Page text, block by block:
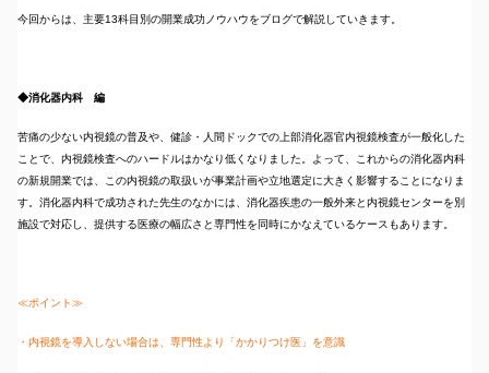
今回からは、主要13科目別の開業成功ノウハウをブログで解説していきます。
◆消化器内科 編
苦痛の少ない内視鏡の普及や、健診・人間ドックでの上部消化器官内視鏡検査が一般化した
ことで、内視鏡検査へのハードルはかなり低くなりました。よって、これからの消化器内科
の新規開業では、この内視鏡の取扱いが事業計画や立地選定に大きく影響することになりま
す。消化器内科で成功された先生のなかには、消化器疾患の一般外来と内視鏡センターを別
施設で対応し、提供する医療の幅広さと専門性を同時にかなえているケースもあります。
≪ポイント≫
・内視鏡を導入しない場合は、専門性より「かかりつけ医」を意識